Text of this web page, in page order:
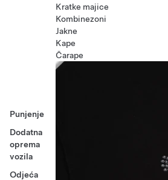
Punjenje
Dodatna
oprema
vozila
Odjeća
Kratke majice
Kombinezoni
Jakne
Kape
Čarape